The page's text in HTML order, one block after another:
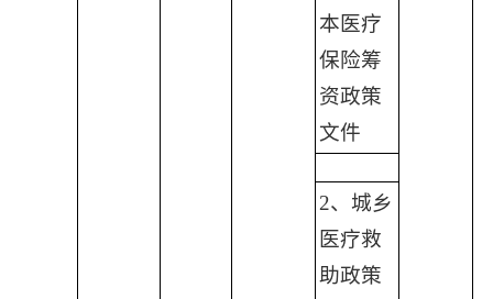
本医疗
保险筹
资政策
文件
2、城乡
医疗救
助政策